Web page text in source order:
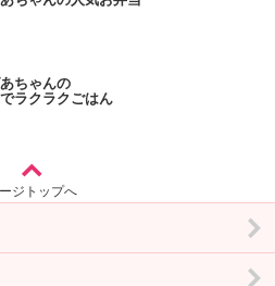
ちゃんの
ラクラクごはん
ジトップへ